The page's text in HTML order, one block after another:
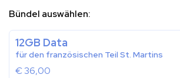
Bündel auswählen:
12GB Data
für den französischen Teil St. Martins
€36,00